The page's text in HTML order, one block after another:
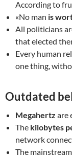
According to
«No man is
All politicians
that elected
Every human
one thing,
Outdated
Megahertz are
The kilobytes
network
The